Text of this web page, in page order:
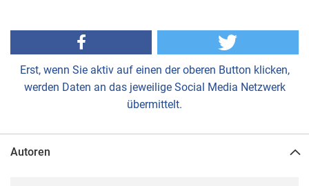
Erst, wenn Sie aktiv auf einen der oberen Button klicken,
werden Daten an das jeweilige Social Media Netzwerk
übermittelt.
Autoren